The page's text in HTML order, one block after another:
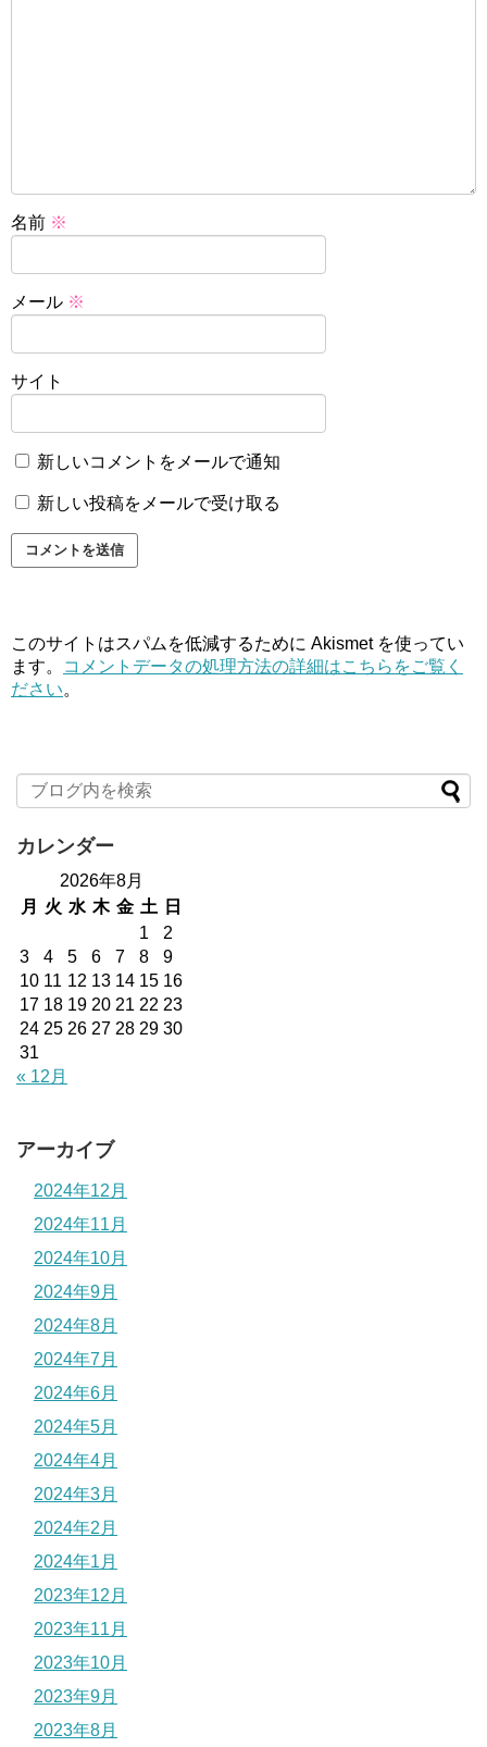
名前 ※
メール ※
サイト
新しいコメントをメールで通知
新しい投稿をメールで受け取る
このサイトはスパムを低減するために Akismet を使ってい
ます。
コメントデータの処理方法の詳細はこちらをご覧く
ださい。
カレンダー
2026年8月
月
火 水 木 金 土
日
1
2
3
4 5 6 7 8
9
10 11 12 13 14 15 16
17 18 19 20 21 22 23
24 25 26 27 28 29 30
31
« 12月
アーカイブ
2024年12月
2024年11月
2024年10月
2024年9月
2024年8月
2024年7月
2024年6月
2024年5月
2024年4月
2024年3月
2024年2月
2024年1月
2023年12月
2023年11月
2023年10月
2023年9月
2023年8月